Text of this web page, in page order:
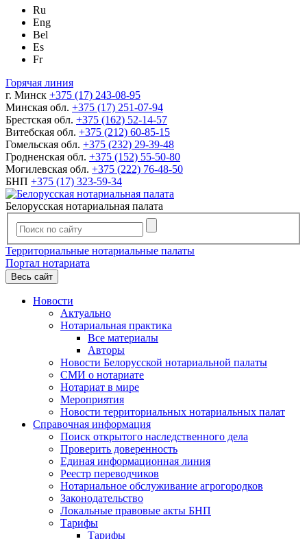
Ru
Eng
Bel
Es
Fr
Горячая линия
г. Минск +375 (17) 243-08-95
Минская обл. +375 (17) 251-07-94
Брестская обл. +375 (162) 52-14-57
Витебская обл. +375 (212) 60-85-15
Гомельская обл. +375 (232) 29-39-48
Гродненская обл. +375 (152) 55-50-80
Могилевская обл. +375 (222) 76-48-50
БНП +375 (17) 323-59-34
Белорусская нотариальная палата
Территориальные нотариальные палаты
Портал нотариата
Весь сайт
Новости
Актуально
Нотариальная практика
Все материалы
Авторы
Новости Белорусской нотариальной палаты
СМИ о нотариате
Нотариат в мире
Мероприятия
Новости территориальных нотариальных палат
Справочная информация
Поиск открытого наследственного дела
Проверить доверенность
Единая информационная линия
Реестр переводчиков
Нотариальное обслуживание агрогородков
Законодательство
Локальные правовые акты БНП
Тарифы
Тарифы